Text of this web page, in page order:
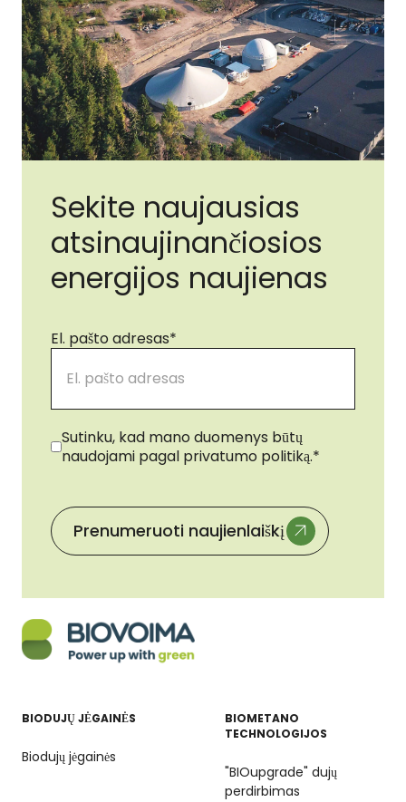
Sekite naujausias
atsinaujinančiosios
energijos naujienas
El. pašto adresas*
Sutikimas *
Sutinku, kad mano duomenys būtų
naudojami pagal privatumo politiką.*
Prenumeruoti naujienlaiškį
BIODUJŲ JĖGAINĖS
Biodujų jėgainės
BIOMETANO
TECHNOLOGIJOS
"BIOupgrade" dujų
perdirbimas